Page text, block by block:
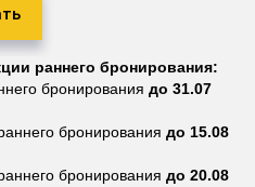
раннего бронирования:
бронирования до 31.07
бронирования до 15.08
бронирования до 20.08